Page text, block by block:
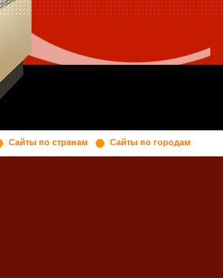
Сайты по странам
Сайты по городам